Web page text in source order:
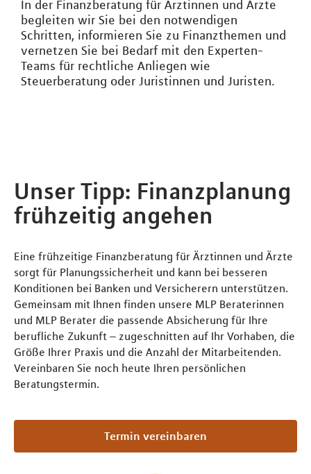
In der Finanzberatung für Ärztinnen und Ärzte
begleiten wir Sie bei den notwendigen
Schritten, informieren Sie zu Finanzthemen und
vernetzen Sie bei Bedarf mit den Experten-
Teams für rechtliche Anliegen wie
Steuerberatung oder Juristinnen und Juristen.
Unser Tipp: Finanzplanung
frühzeitig angehen
Eine frühzeitige Finanzberatung für Ärztinnen und Ärzte
sorgt für Planungssicherheit und kann bei besseren
Konditionen bei Banken und Versicherern unterstützen.
Gemeinsam mit Ihnen finden unsere MLP Beraterinnen
und MLP Berater die passende Absicherung für Ihre
berufliche Zukunft – zugeschnitten auf Ihr Vorhaben, die
Größe Ihrer Praxis und die Anzahl der Mitarbeitenden.
Vereinbaren Sie noch heute Ihren persönlichen
Beratungstermin.
Termin vereinbaren